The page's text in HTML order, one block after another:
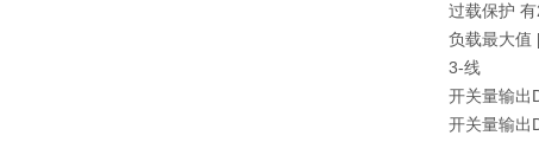
过载保护
负载最大值
3-线
开关量输出
开关量输出